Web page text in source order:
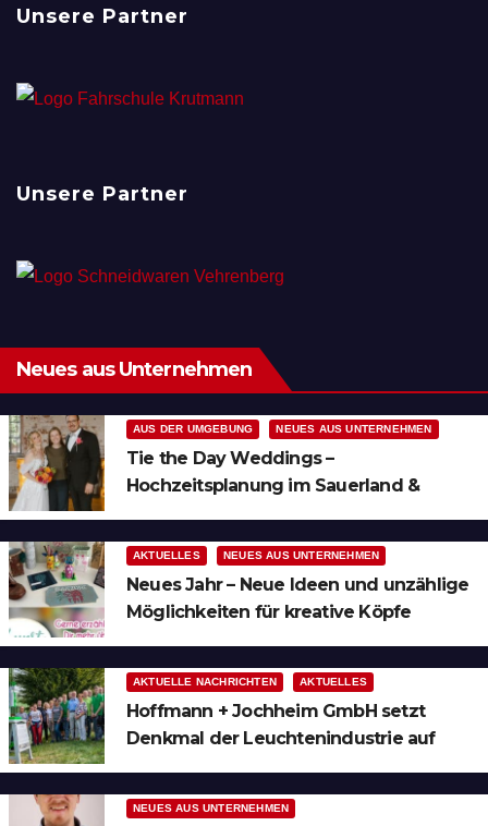
Unsere Partner
Unsere Partner
Neues aus Unternehmen
AUS DER UMGEBUNG NEUES AUS UNTERNEHMEN
Tie the Day Weddings –
Hochzeitsplanung im Sauerland &
AKTUELLES NEUES AUS UNTERNEHMEN
Neues Jahr – Neue Ideen und unzählige
Möglichkeiten für kreative Köpfe
AKTUELLE NACHRICHTEN AKTUELLES
Hoffmann + Jochheim GmbH setzt
Denkmal der Leuchtenindustrie auf
NEUES AUS UNTERNEHMEN